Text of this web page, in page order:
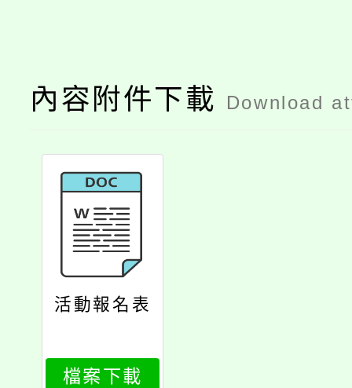
內容附件下載 Download
活動報名表
檔案下載